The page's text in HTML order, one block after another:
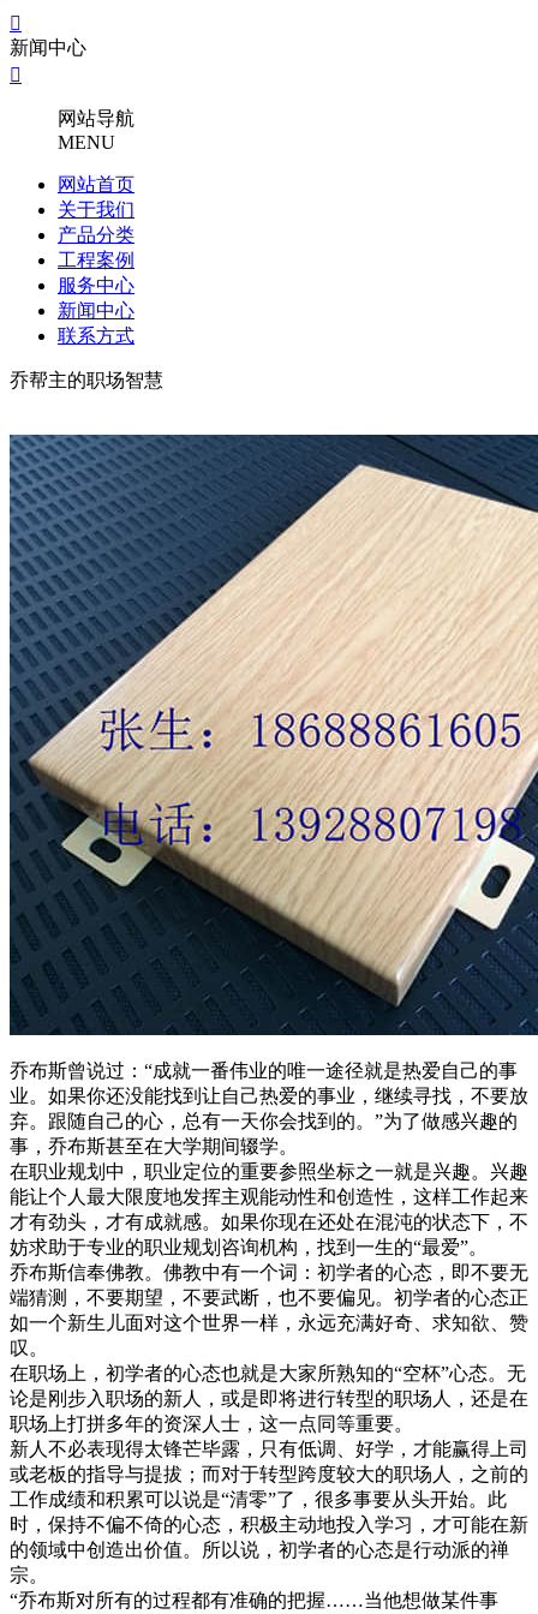

新闻中心

网站导航
MENU
网站首页
关于我们
产品分类
工程案例
服务中心
新闻中心
联系方式
乔帮主的职场智慧
乔布斯曾说过：“成就一番伟业的唯一途径就是热爱自己的事
业。如果你还没能找到让自己热爱的事业，继续寻找，不要放
弃。跟随自己的心，总有一天你会找到的。”为了做感兴趣的
事，乔布斯甚至在大学期间辍学。
在职业规划中，职业定位的重要参照坐标之一就是兴趣。兴趣
能让个人最大限度地发挥主观能动性和创造性，这样工作起来
才有劲头，才有成就感。如果你现在还处在混沌的状态下，不
妨求助于专业的职业规划咨询机构，找到一生的“最爱”。
乔布斯信奉佛教。佛教中有一个词：初学者的心态，即不要无
端猜测，不要期望，不要武断，也不要偏见。初学者的心态正
如一个新生儿面对这个世界一样，永远充满好奇、求知欲、赞
叹。
在职场上，初学者的心态也就是大家所熟知的“空杯”心态。无
论是刚步入职场的新人，或是即将进行转型的职场人，还是在
职场上打拼多年的资深人士，这一点同等重要。
新人不必表现得太锋芒毕露，只有低调、好学，才能赢得上司
或老板的指导与提拔；而对于转型跨度较大的职场人，之前的
工作成绩和积累可以说是“清零”了，很多事要从头开始。此
时，保持不偏不倚的心态，积极主动地投入学习，才可能在新
的领域中创造出价值。所以说，初学者的心态是行动派的禅
宗。
“乔布斯对所有的过程都有准确的把握……当他想做某件事